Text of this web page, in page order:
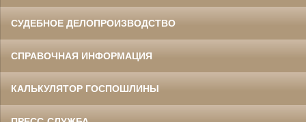
СУДЕБНОЕ ДЕЛОПРОИЗВОДСТВО
СПРАВОЧНАЯ ИНФОРМАЦИЯ
КАЛЬКУЛЯТОР ГОСПОШЛИНЫ